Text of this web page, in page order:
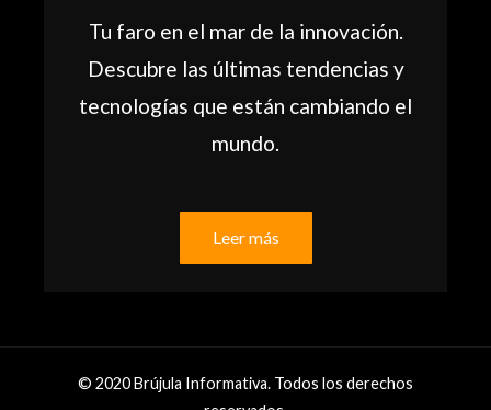
Tu faro en el mar de la innovación.
Descubre las últimas tendencias y
tecnologías que están cambiando el
mundo.
Leer más
© 2020 Brújula Informativa. Todos los derechos